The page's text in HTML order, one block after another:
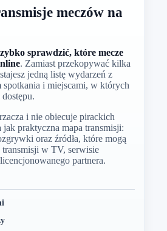
meczów na
sprawdzić, które mecze
. Zamiast przekopywać kilka
jedną listę wydarzeń z
spotkania i miejscami, w których
i nie obiecuje pirackich
jak praktyczna mapa transmisji:
oraz źródła, które mogą
w TV, serwisie
partnera.